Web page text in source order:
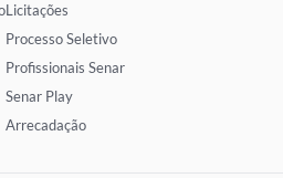
Licitações
Processo Seletivo
Profissionais Senar
Senar Play
Arrecadação